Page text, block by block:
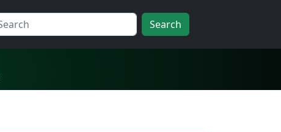
Search